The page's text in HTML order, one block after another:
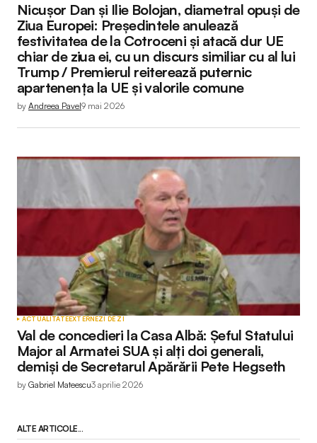
Nicușor Dan și Ilie Bolojan, diametral opuși de
Ziua Europei: Președintele anulează
festivitatea de la Cotroceni și atacă dur UE
chiar de ziua ei, cu un discurs similiar cu al lui
Trump / Premierul reiterează puternic
apartenența la UE și valorile comune
by Andreea Pavel9 mai 2026
ACTUALITATEEXTERNEZI DE ZI
Val de concedieri la Casa Albă: Șeful Statului
Major al Armatei SUA și alți doi generali,
demiși de Secretarul Apărării Pete Hegseth
by Gabriel Mateescu3 aprilie 2026
ALTE ARTICOLE...